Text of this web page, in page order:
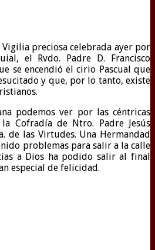
preciosa celebrada ayer por
el Rvdo. Padre D. Francisco
se encendió el cirio Pascual que
y que, por lo tanto, existe
podemos ver por las céntricas
Cofradía de Ntro. Padre Jesús
de las Virtudes. Una Hermandad
problemas para salir a la calle
a Dios ha podido salir al final
especial de felicidad.